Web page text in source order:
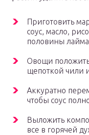
Приготовить
соус, масло,
половины
Овощи
щепоткой чили
Аккуратно
чтобы соус
Выложить
все в горячей